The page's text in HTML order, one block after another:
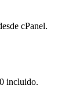
cPanel.
incluido.